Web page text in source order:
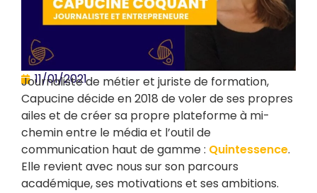
11/01/2021
Journaliste de métier et juriste de formation,
Capucine décide en 2018 de voler de ses propres
ailes et de créer sa propre plateforme à mi-
chemin entre le média et l’outil de
communication haut de gamme : Quintessence.
Elle revient avec nous sur son parcours
académique, ses motivations et ses ambitions.